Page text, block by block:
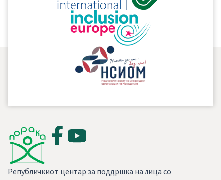
Републичкиот центар за поддршка на лица со